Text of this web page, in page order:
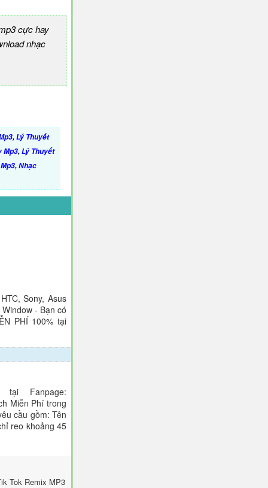
cực hay
nhạc
,Lý Thuyết
Mp3,Lý Thuyết
,Nhạc
Sony, Asus
- Bạn có
PHÍ 100% tại
Fanpage:
Miễn Phí trong
cầu gồm: Tên
reo khoảng 45
Tok Remix MP3